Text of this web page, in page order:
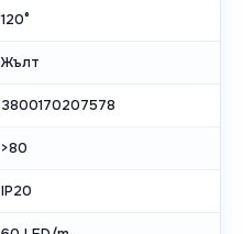
120°
Жълт
3800170207578
>80
IP20